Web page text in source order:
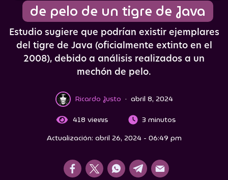
de pelo de un tigre de Java
Estudio sugiere que podrían existir ejemplares
del tigre de Java (oficialmente extinto en el
2008), debido a análisis realizados a un
mechón de pelo.
Ricardo Justo · abril 8, 2024
418 views
3 minutos
Actualización: abril 26, 2024 - 06:49 pm